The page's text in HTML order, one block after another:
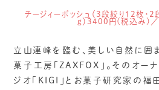
チージィーポッシュ（3段絞り12枚・
ｇ）3400円(税込み)
立山連峰を臨む、美しい自然に囲
菓子工房「ZAXFOX」。そのオー
ジオ「KIGI」とお菓子研究家の福